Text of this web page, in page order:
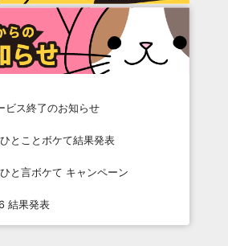
ビス終了のお知らせ
とことボケて結果発表
と言ボケて キャンペーン
結果発表